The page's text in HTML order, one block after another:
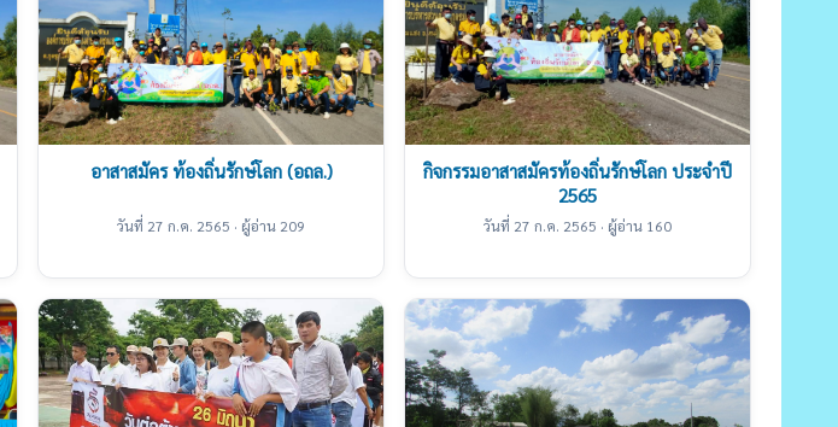
อาสาสมัคร ท้องถิ่นรักษ์โลก (อถล.)
วันที่ 27 ก.ค. 2565 · ผู้อ่าน 209
กิจกรรมอาสาสมัครท้องถิ่นรักษ์โลก ประจำปี
2565
วันที่ 27 ก.ค. 2565 · ผู้อ่าน 160